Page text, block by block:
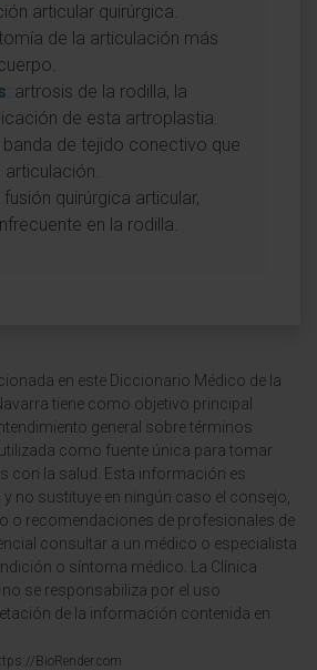
articular quirúrgica.
de la articulación más
: artrosis de la rodilla, la
de esta artroplastia.
banda de tejido conectivo que
articulación.
fusión quirúrgica articular,
en la rodilla.
en este Diccionario Médico de la
tiene como objetivo principal
general sobre términos
como fuente única para tomar
con la salud. Esta información es
no sustituye en ningún caso el consejo,
o recomendaciones de profesionales de
consultar a un médico o especialista
o síntoma médico. La Clínica
se responsabiliza por el uso
de la información contenida en
BioRender.com